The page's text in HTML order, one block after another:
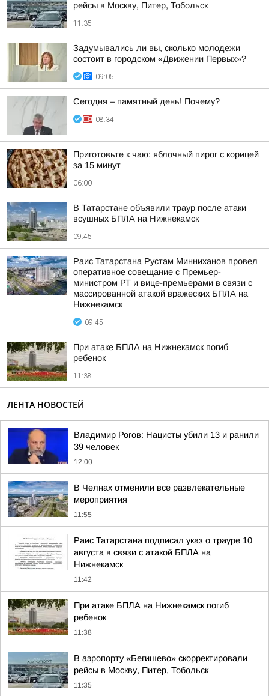
рейсы в Москву, Питер, Тобольск
11:35
Задумывались ли вы, сколько молодежи
состоит в городском «Движении Первых»?
09:05
Сегодня – памятный день! Почему?
08:34
Приготовьте к чаю: яблочный пирог с корицей
за 15 минут
06:00
В Татарстане объявили траур после атаки
всушных БПЛА на Нижнекамск
09:45
Раис Татарстана Рустам Минниханов провел
оперативное совещание с Премьер-
министром РТ и вице-премьерами в связи с
массированной атакой вражеских БПЛА на
Нижнекамск
09:45
При атаке БПЛА на Нижнекамск погиб
ребенок
11:38
ЛЕНТА НОВОСТЕЙ
Владимир Рогов: Нацисты убили 13 и ранили
39 человек
12:00
В Челнах отменили все развлекательные
мероприятия
11:55
Раис Татарстана подписал указ о трауре 10
августа в связи с атакой БПЛА на
Нижнекамск
11:42
При атаке БПЛА на Нижнекамск погиб
ребенок
11:38
В аэропорту «Бегишево» скорректировали
рейсы в Москву, Питер, Тобольск
11:35